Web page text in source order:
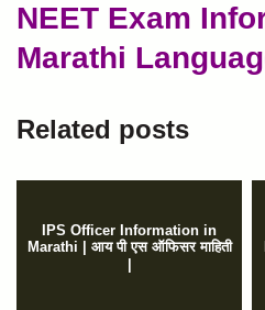
NEET Exam
Marathi
Related posts
IPS Officer Information in
Marathi | आय पी एस ऑफिसर माहिती